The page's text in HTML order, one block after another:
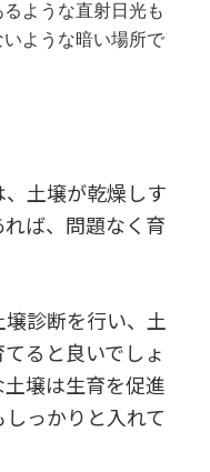
ような直射日光も
ような暗い場所で
土壌が乾燥しす
ば、問題なく育
診断を行い、土
ると良いでしょ
壌は生育を促進
っかりと入れて